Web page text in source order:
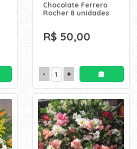
Chocolate Ferrero
Rocher 8 unidades
R$ 50,00